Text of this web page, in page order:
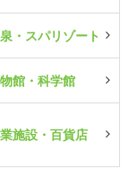
・スパリゾート
館・科学館
施設・百貨店